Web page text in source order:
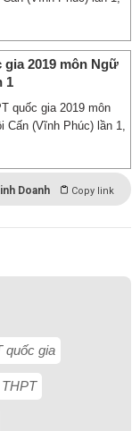
2019 môn Ngữ
1
quốc gia 2019 môn
Cấn (Vĩnh Phúc) lần 1,
Doanh Copy link
quốc gia